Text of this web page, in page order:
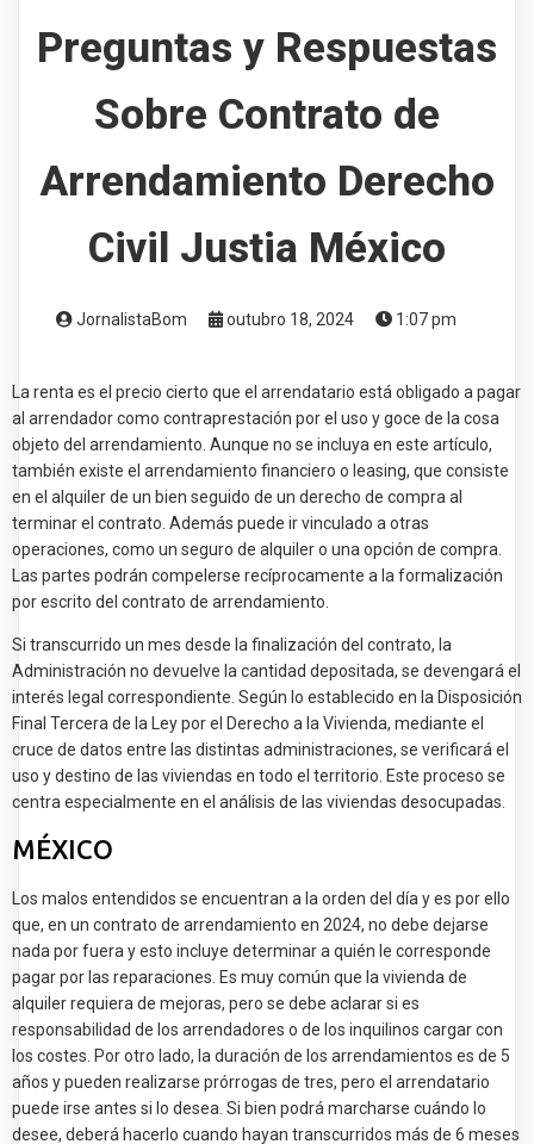
Preguntas y Respuestas
Sobre Contrato de
Arrendamiento Derecho
Civil Justia México
JornalistaBom outubro 18, 2024 1:07 pm
La renta es el precio cierto que el arrendatario está obligado a pagar
al arrendador como contraprestación por el uso y goce de la cosa
objeto del arrendamiento. Aunque no se incluya en este artículo,
también existe el arrendamiento financiero o leasing, que consiste
en el alquiler de un bien seguido de un derecho de compra al
terminar el contrato. Además puede ir vinculado a otras
operaciones, como un seguro de alquiler o una opción de compra.
Las partes podrán compelerse recíprocamente a la formalización
por escrito del contrato de arrendamiento.
Si transcurrido un mes desde la finalización del contrato, la
Administración no devuelve la cantidad depositada, se devengará el
interés legal correspondiente. Según lo establecido en la Disposición
Final Tercera de la Ley por el Derecho a la Vivienda, mediante el
cruce de datos entre las distintas administraciones, se verificará el
uso y destino de las viviendas en todo el territorio. Este proceso se
centra especialmente en el análisis de las viviendas desocupadas.
MÉXICO
Los malos entendidos se encuentran a la orden del día y es por ello
que, en un contrato de arrendamiento en 2024, no debe dejarse
nada por fuera y esto incluye determinar a quién le corresponde
pagar por las reparaciones. Es muy común que la vivienda de
alquiler requiera de mejoras, pero se debe aclarar si es
responsabilidad de los arrendadores o de los inquilinos cargar con
los costes. Por otro lado, la duración de los arrendamientos es de 5
años y pueden realizarse prórrogas de tres, pero el arrendatario
puede irse antes si lo desea. Si bien podrá marcharse cuándo lo
desee, deberá hacerlo cuando hayan transcurridos más de 6 meses